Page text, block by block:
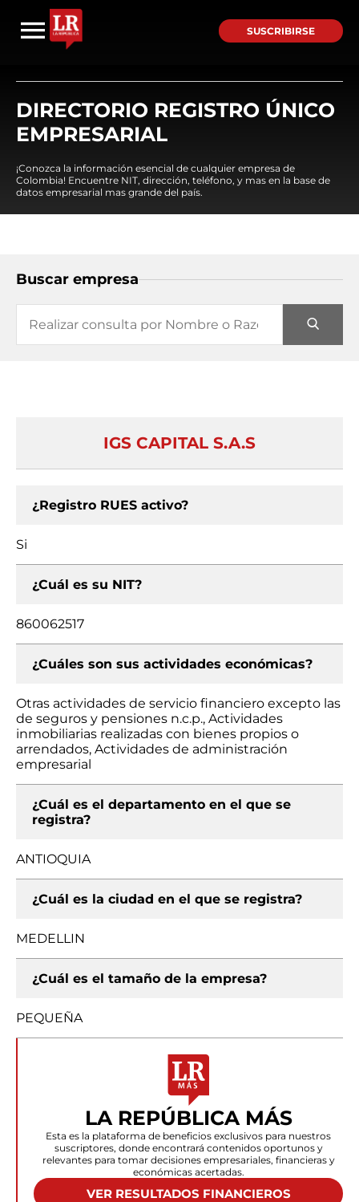
SUSCRIBIRSE
DIRECTORIO REGISTRO ÚNICO
EMPRESARIAL
¡Conozca la información esencial de cualquier empresa de
Colombia! Encuentre NIT, dirección, teléfono, y mas en la base de
datos empresarial mas grande del país.
Buscar empresa
IGS CAPITAL S.A.S
¿Registro RUES activo?
Si
¿Cuál es su NIT?
860062517
¿Cuáles son sus actividades económicas?
Otras actividades de servicio financiero excepto las
de seguros y pensiones n.c.p., Actividades
inmobiliarias realizadas con bienes propios o
arrendados, Actividades de administración
empresarial
¿Cuál es el departamento en el que se
registra?
ANTIOQUIA
¿Cuál es la ciudad en el que se registra?
MEDELLIN
¿Cuál es el tamaño de la empresa?
PEQUEÑA
LA REPÚBLICA MÁS
Esta es la plataforma de beneficios exclusivos para nuestros
suscriptores, donde encontrará contenidos oportunos y
relevantes para tomar decisiones empresariales, financieras y
económicas acertadas.
VER RESULTADOS FINANCIEROS